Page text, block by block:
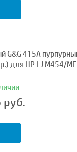
G&G 415A
для HP LJ M454/
руб.